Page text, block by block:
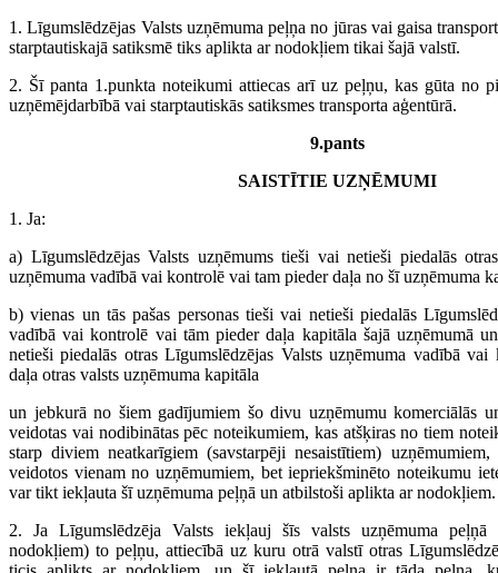
1. Līgumslēdzējas Valsts uzņēmuma peļņa no jūras vai gaisa
starptautiskajā satiksmē tiks aplikta ar nodokļiem tikai šajā valstī.
2. Šī panta 1.punkta noteikumi attiecas arī uz peļņu, kas gūta no
uzņēmējdarbībā vai starptautiskās satiksmes transporta aģentūrā.
9.pants
SAISTĪTIE UZŅĒMUMI
1. Ja:
a) Līgumslēdzējas Valsts uzņēmums tieši vai netieši piedalās
uzņēmuma vadībā vai kontrolē vai tam pieder daļa no šī uzņēmuma
b) vienas un tās pašas personas tieši vai netieši piedalās
vadībā vai kontrolē vai tām pieder daļa kapitāla šajā uzņēmumā
netieši piedalās otras Līgumslēdzējas Valsts uzņēmuma vadībā
daļa otras valsts uzņēmuma kapitāla
un jebkurā no šiem gadījumiem šo divu uzņēmumu komerciālās
veidotas vai nodibinātas pēc noteikumiem, kas atšķiras no tiem
starp diviem neatkarīgiem (savstarpēji nesaistītiem)
veidotos vienam no uzņēmumiem, bet iepriekšminēto noteikumu
var tikt iekļauta šī uzņēmuma peļņā un atbilstoši aplikta ar nodokļiem.
2. Ja Līgumslēdzēja Valsts iekļauj šīs valsts uzņēmuma
nodokļiem) to peļņu, attiecībā uz kuru otrā valstī otras